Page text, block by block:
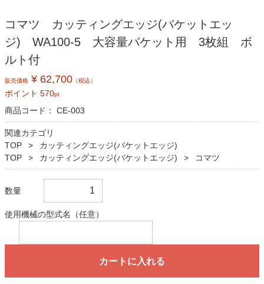
コマツ カッティングエッジ(バケットエッ
ジ) WA100-5 大容量バケット用 3枚組 ボ
ルト付
販売価格 ¥ 62,700 （税込）
ポイント 570pt
商品コード： CE-003
関連カテゴリ
TOP
カッティングエッジ(バケットエッジ)
TOP
カッティングエッジ(バケットエッジ) コマツ
数量
使用機械の型式名（任意）
カートに入れる